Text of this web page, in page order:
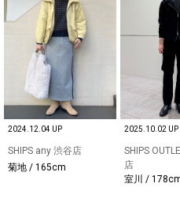
2024.12.04 UP
SHIPS any 渋谷店
菊地 / 165cm
2025.10.02 UP
SHIPS
店
室川 /